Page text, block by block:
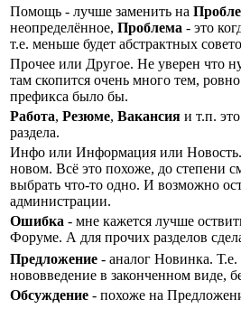
Помощь - лучше заменить на
неопределённое, Проблема - это
т.е. меньше будет абстрактных
Прочее или Другое. Не уверен что
там скопится очень много тем,
префикса было бы.
Работа, Резюме, Вакансия и т.п.
раздела.
Инфо или Информация или
новом. Всё это похоже, до степени
выбрать что-то одно. И возможно
администрации.
Ошибка - мне кажется лучше
Форуме. А для прочих разделов
Предложение - аналог Новинка. Т.е.
нововведение в законченном виде,
Обсуждение - похоже на